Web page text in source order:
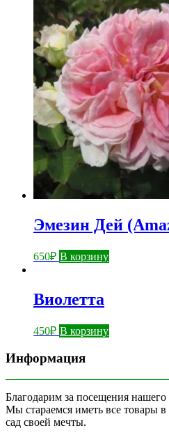
Эмезин Дей
650₽ В корзину
Виолетта
450₽ В корзину
Информация
Благодарим за посещения
Мы стараемся иметь все товары
сад своей мечты.